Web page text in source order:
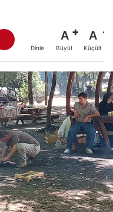
Dinle
A
Büyüt
A
Küçült